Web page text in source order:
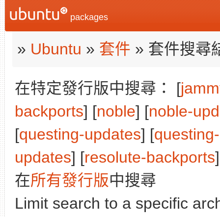
packages
» Ubuntu » 套件 » 套件搜尋
在特定發行版中搜尋： [
backports] [noble] [noble-
[questing-updates] [
updates] [resolute-backports
在所有發行版中搜尋
Limit search to a specific